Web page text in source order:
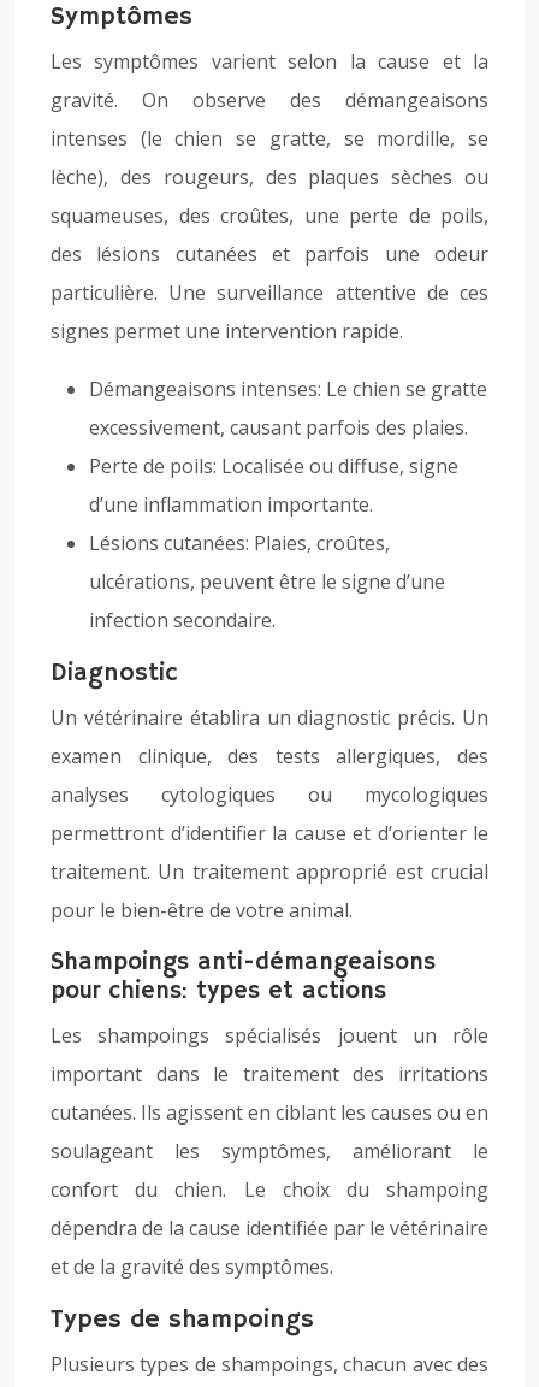
Symptômes
Les symptômes varient selon la cause et la
gravité. On observe des démangeaisons
intenses (le chien se gratte, se mordille, se
lèche), des rougeurs, des plaques sèches ou
squameuses, des croûtes, une perte de poils,
des lésions cutanées et parfois une odeur
particulière. Une surveillance attentive de ces
signes permet une intervention rapide.
Démangeaisons intenses: Le chien se gratte
excessivement, causant parfois des plaies.
Perte de poils: Localisée ou diffuse, signe
d’une inflammation importante.
Lésions cutanées: Plaies, croûtes,
ulcérations, peuvent être le signe d’une
infection secondaire.
Diagnostic
Un vétérinaire établira un diagnostic précis. Un
examen clinique, des tests allergiques, des
analyses cytologiques ou mycologiques
permettront d’identifier la cause et d’orienter le
traitement. Un traitement approprié est crucial
pour le bien-être de votre animal.
Shampoings anti-démangeaisons
pour chiens: types et actions
Les shampoings spécialisés jouent un rôle
important dans le traitement des irritations
cutanées. Ils agissent en ciblant les causes ou en
soulageant les symptômes, améliorant le
confort du chien. Le choix du shampoing
dépendra de la cause identifiée par le vétérinaire
et de la gravité des symptômes.
Types de shampoings
Plusieurs types de shampoings, chacun avec des